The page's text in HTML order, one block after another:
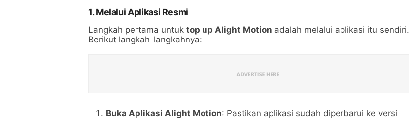
1.Melalui Aplikasi Resmi
Langkah pertama untuk top up Alight Motion adalah melalui aplikasi itu sendiri.
Berikut langkah-langkahnya:
Buka Aplikasi Alight Motion: Pastikan aplikasi sudah diperbarui ke versi